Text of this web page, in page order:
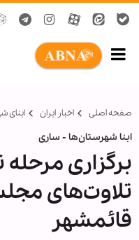
صفحه اصلی اخبار ایران ابنای
ابنا شهرستان‌ها - ساری
برگزاری
تلاوت‌های
قائمشهر